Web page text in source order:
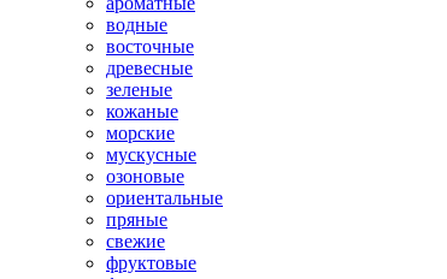
водные
восточные
древесные
зеленые
кожаные
морские
мускусные
озоновые
ориентальные
пряные
свежие
фруктовые